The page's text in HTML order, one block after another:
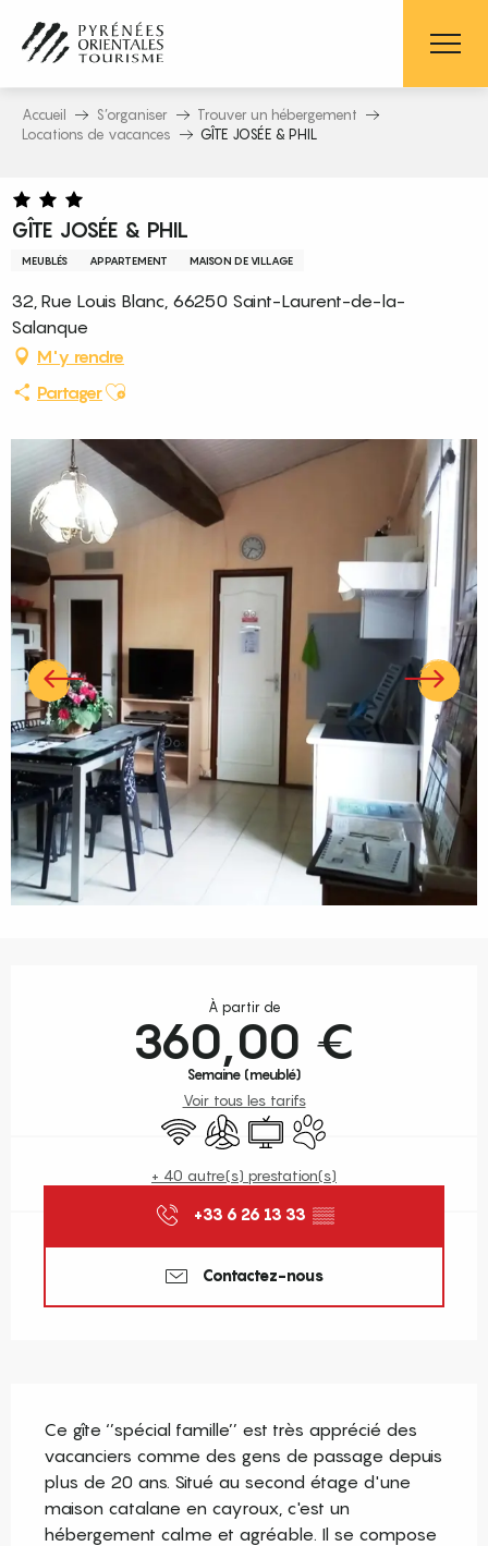
contenu
principal
Accueil S’organiser
Trouver un hébergement
Locations de vacances
GÎTE JOSÉE & PHIL
GÎTE JOSÉE & PHIL
MEUBLÉS APPARTEMENT MAISON DE VILLAGE
32, Rue Louis Blanc, 66250 Saint-Laurent-de-la-
Salanque
M'y rendre
PartagerAjouter aux favoris
À partir de
360,00 €
Semaine (meublé)
Voir tous les tarifs
WiFi Air conditionné
TélévisionAnimaux acceptés
+ 40 autre(s) prestation(s)
+33 6 26 13 33 ▒▒
Contactez-nous
Ce gîte ‘’spécial famille’’ est très apprécié des
vacanciers comme des gens de passage depuis
plus de 20 ans. Situé au second étage d'une
maison catalane en cayroux, c'est un
hébergement calme et agréable. Il se compose